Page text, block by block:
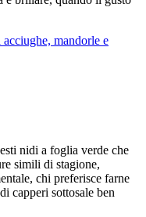
mandorle e
nidi a foglia verde che
simili di stagione,
chi preferisce farne
capperi sottosale ben